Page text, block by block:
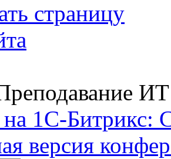
страницу
на 1С-Битрикс:
версия